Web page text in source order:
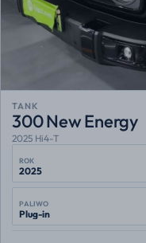
TANK
300 New Energy
2025 Hi4-T
ROK
2025
PALIWO
Plug-in